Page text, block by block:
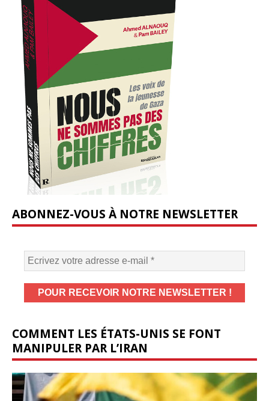
ABONNEZ-VOUS À NOTRE NEWSLETTER
COMMENT LES ÉTATS-UNIS SE FONT
MANIPULER PAR L’IRAN